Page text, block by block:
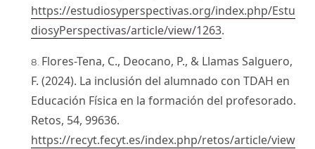
https://estudiosyperspectivas.org/index.php/Estu
diosyPerspectivas/article/view/1263.
Flores-Tena, C., Deocano, P., & Llamas Salguero,
F. (2024). La inclusión del alumnado con TDAH en
Educación Física en la formación del profesorado.
Retos, 54, 99636.
https://recyt.fecyt.es/index.php/retos/article/view